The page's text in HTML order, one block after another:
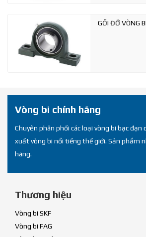
GỐI ĐỠ VÒNG BI
Vòng bi chính hãng
Chuyên phân phối các loại vòng bi bạc đạn
xuất vòng bi nổi tiếng thế giới. Sản phẩm
hãng.
Thương hiệu
Vòng bi SKF
Vòng bi FAG